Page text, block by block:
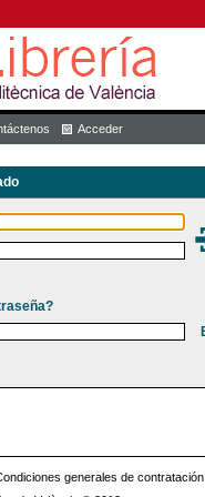
Acceder
generales de contratación